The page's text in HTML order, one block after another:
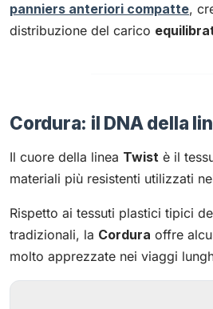
panniers anteriori compatte,
distribuzione del carico
Cordura: il DNA della
Il cuore della linea Twist è il
materiali più resistenti utilizzati
Rispetto ai tessuti plastici tipici
tradizionali, la Cordura offre
molto apprezzate nei viaggi